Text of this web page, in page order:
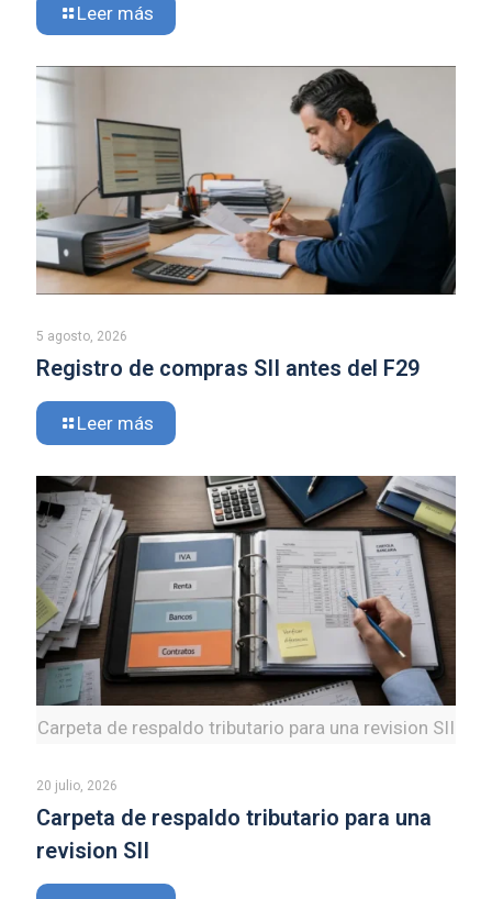
Leer más
5 agosto, 2026
Registro de compras SII antes del F29
Leer más
Carpeta de respaldo tributario para una revision SII
20 julio, 2026
Carpeta de respaldo tributario para una
revision SII